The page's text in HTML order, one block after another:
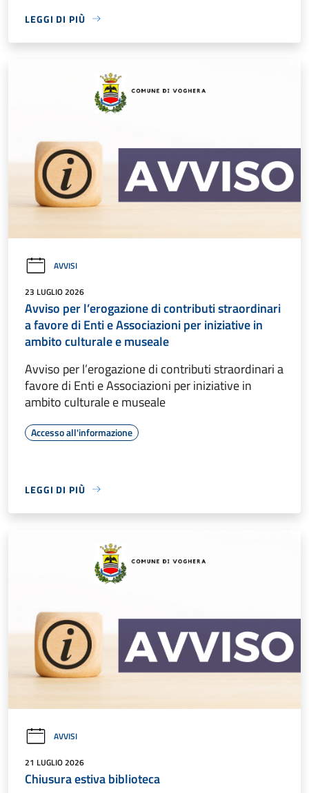
LEGGI DI PIÙ
AVVISI
23 LUGLIO 2026
Avviso per l’erogazione di contributi straordinari
a favore di Enti e Associazioni per iniziative in
ambito culturale e museale
Avviso per l’erogazione di contributi straordinari a
favore di Enti e Associazioni per iniziative in
ambito culturale e museale
Accesso all'informazione
LEGGI DI PIÙ
AVVISI
21 LUGLIO 2026
Chiusura estiva biblioteca